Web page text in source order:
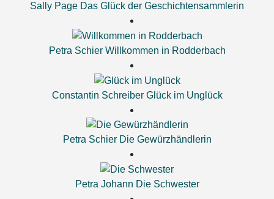
Sally Page Das Glück der Geschichtensammlerin
Petra Schier Willkommen in Rodderbach
Constantin Schreiber Glück im Unglück
Petra Schier Die Gewürzhändlerin
Petra Johann Die Schwester